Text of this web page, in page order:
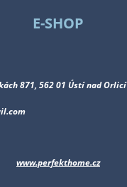
E-SHOP
871, 562 01 Ústí nad Orlicí
www.perfekthome.cz